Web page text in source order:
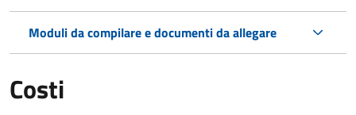
Moduli da compilare e documenti da allegare
Costi